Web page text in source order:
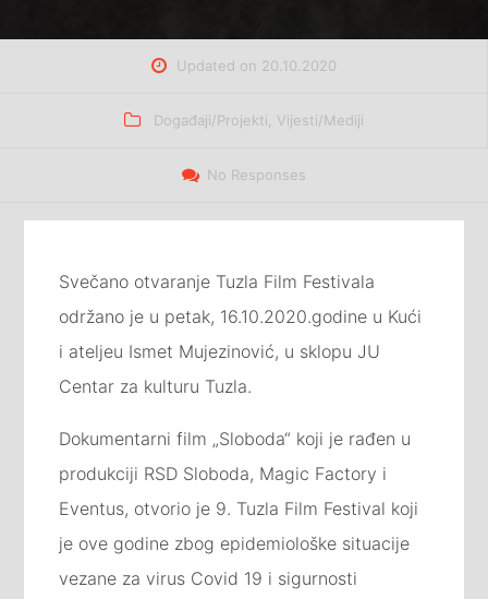
Updated on 20.10.2020
Categories
Događaji/Projekti Vijesti/Mediji
No Responses
Svečano otvaranje Tuzla Film Festivala
održano je u petak, 16.10.2020.godine u Kući
i ateljeu Ismet Mujezinović, u sklopu JU
Centar za kulturu Tuzla.
Dokumentarni film „Sloboda“ koji je rađen u
produkciji RSD Sloboda, Magic Factory i
Eventus, otvorio je 9. Tuzla Film Festival koji
je ove godine zbog epidemiološke situacije
vezane za virus Covid 19 i sigurnosti